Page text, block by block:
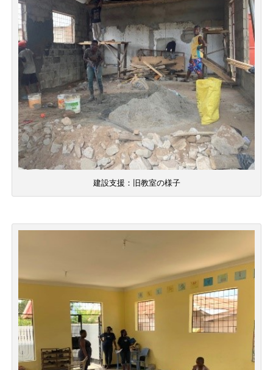
建設支援：旧教室の様子